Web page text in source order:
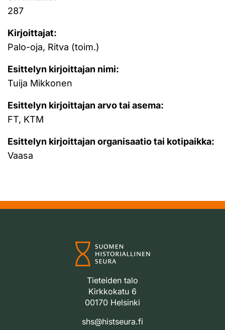
287
Kirjoittajat:
Palo-oja, Ritva (toim.)
Esittelyn kirjoittajan nimi:
Tuija Mikkonen
Esittelyn kirjoittajan arvo tai asema:
FT, KTM
Esittelyn kirjoittajan organisaatio tai kotipaikka:
Vaasa
Tieteiden talo
Kirkkokatu 6
00170 Helsinki
shs@histseura.fi